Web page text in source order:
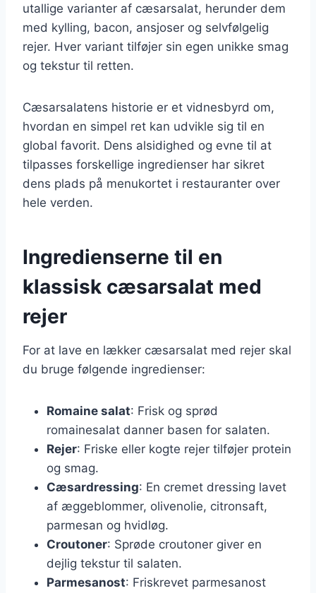
utallige varianter af cæsarsalat, herunder dem
med kylling, bacon, ansjoser og selvfølgelig
rejer. Hver variant tilføjer sin egen unikke smag
og tekstur til retten.
Cæsarsalatens historie er et vidnesbyrd om,
hvordan en simpel ret kan udvikle sig til en
global favorit. Dens alsidighed og evne til at
tilpasses forskellige ingredienser har sikret
dens plads på menukortet i restauranter over
hele verden.
Ingredienserne til en
klassisk cæsarsalat med
rejer
For at lave en lækker cæsarsalat med rejer skal
du bruge følgende ingredienser:
Romaine salat: Frisk og sprød
romainesalat danner basen for salaten.
Rejer: Friske eller kogte rejer tilføjer protein
og smag.
Cæsardressing: En cremet dressing lavet
af æggeblommer, olivenolie, citronsaft,
parmesan og hvidløg.
Croutoner: Sprøde croutoner giver en
dejlig tekstur til salaten.
Parmesanost: Friskrevet parmesanost